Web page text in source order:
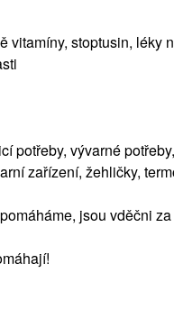
vitamíny, stoptusin, léky
potřeby, vývarné
zařízení, žehličky,
áháme, jsou vděčni
!